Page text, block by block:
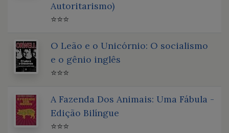
Autoritarismo)
⭐⭐⭐
O Leão e o Unicórnio: O socialismo
e o gênio inglês
⭐⭐⭐
A Fazenda Dos Animais: Uma Fábula -
Edição Bilíngue
⭐⭐⭐